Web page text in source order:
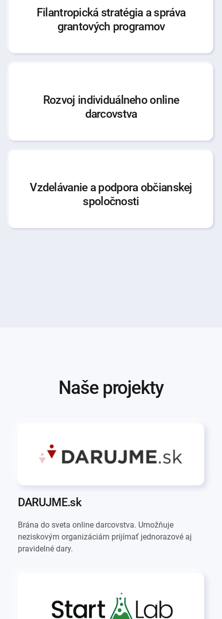
Filantropická stratégia a správa
grantových programov
Rozvoj individuálneho online
darcovstva
Vzdelávanie a podpora občianskej
spoločnosti
Naše projekty
DARUJME.sk
Brána do sveta online darcovstva. Umožňuje
neziskovým organizáciám prijímať jednorazové aj
pravidelné dary.